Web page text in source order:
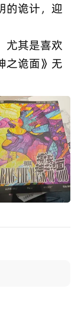
的诡计，迎
尤其是喜欢
之诡面》无